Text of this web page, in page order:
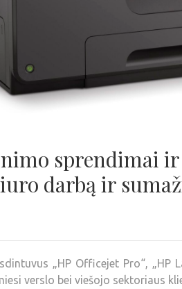
sprendimai
darbą ir
„HP Officejet Pro“, „HP
verslo bei viešojo sektoriaus